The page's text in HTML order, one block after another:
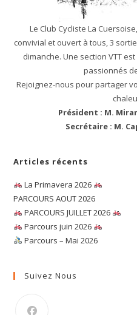
Le Club Cycliste La
convivial et ouvert à tous, 3
dimanche. Une section VTT
passionnés
Rejoignez-nous pour partager
Président : M.
Secrétaire : M.
Articles récents
La Primavera 2026
PARCOURS AOUT 2026
PARCOURS JUILLET 2026
Parcours juin 2026
Parcours – Mai 2026
Suivez Nous